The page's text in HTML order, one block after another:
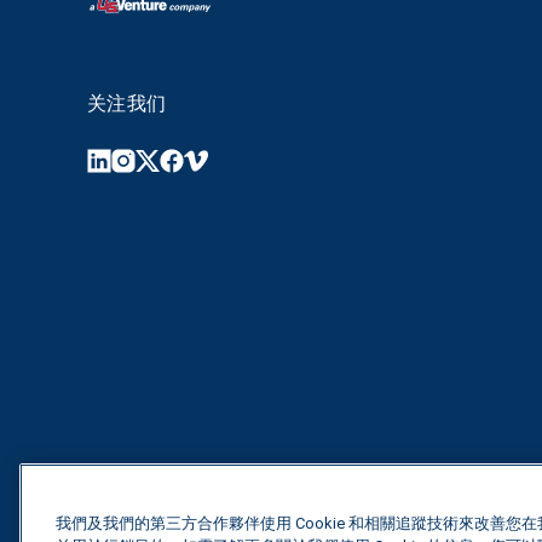
关注我们
我們及我們的第三方合作夥伴使用 Cookie 和相關追蹤技術來改善您